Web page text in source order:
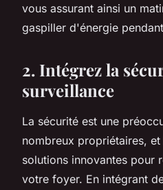
vous assurant ainsi un
gaspiller d'énergie
2. Intégrez la
surveillance
La sécurité est une
nombreux propriétaires,
solutions innovantes pour
votre foyer. En intégrant